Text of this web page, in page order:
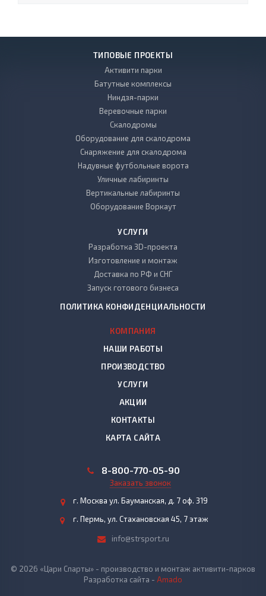
ТИПОВЫЕ ПРОЕКТЫ
Активити парки
Батутные комплексы
Ниндзя-парки
Веревочные парки
Скалодромы
Оборудование для скалодрома
Снаряжение для скалодрома
Надувные футбольные ворота
Уличные лабиринты
Вертикальные лабиринты
Оборудование Воркаут
УСЛУГИ
Разработка 3D-проекта
Изготовление и монтаж
Доставка по РФ и СНГ
Запуск готового бизнеса
ПОЛИТИКА КОНФИДЕНЦИАЛЬНОСТИ
КОМПАНИЯ
НАШИ РАБОТЫ
ПРОИЗВОДСТВО
УСЛУГИ
АКЦИИ
КОНТАКТЫ
КАРТА САЙТА
8-800-770-05-90
Заказать звонок
г. Москва ул. Бауманская, д. 7 оф. 319
г. Пермь, ул. Стахановская 45, 7 этаж
info@strsport.ru
© 2026 «Цари Спарты» - производство и монтаж активити-парков
Разработка сайта - Amado